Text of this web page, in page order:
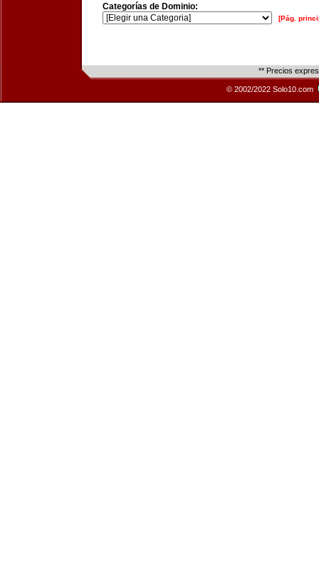
Categorías de Dominio:
[Pág.
** Precios
© 2002/2022 Solo10.com